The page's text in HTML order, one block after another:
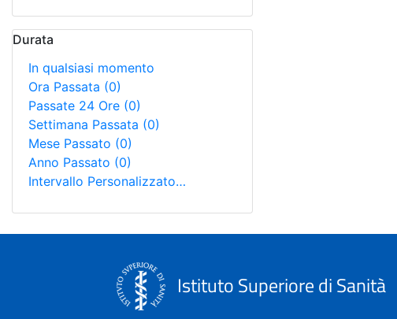
Durata
In qualsiasi momento
Ora Passata (0)
Passate 24 Ore (0)
Settimana Passata (0)
Mese Passato (0)
Anno Passato (0)
Intervallo Personalizzato…
Istituto Superiore di Sanità